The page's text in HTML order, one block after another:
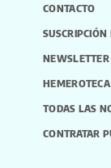
CONTACTO
HEMEROTECA
TODAS LAS
CONTRATAR